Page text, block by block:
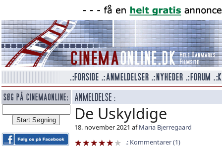
De Uskyldige
18. november 2021 afMaria Bjerregaard
Kommentarer (1)